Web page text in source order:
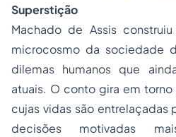
Superstição
Machado de Assis
microcosmo da sociedade
dilemas humanos que
atuais. O conto gira em torno
cujas vidas são entrelaçadas
decisões motivadas